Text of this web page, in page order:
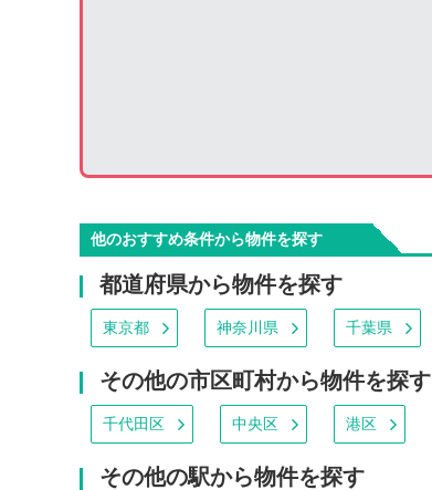
他のおすすめ条件から物件を探す
都道府県から物件を探す
東京都 神奈川県 千葉県
その他の市区町村から物件を探す
千代田区 中央区 港区
その他の駅から物件を探す